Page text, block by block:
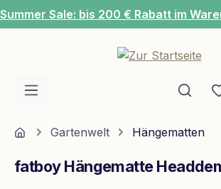
Zum Hauptinhalt springen
Summer Sale: bis 200 € Rabatt im
HomeGartenwelt Hängematten